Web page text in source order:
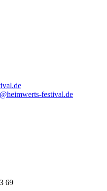
festival.de
69